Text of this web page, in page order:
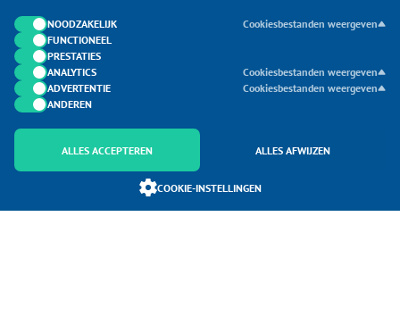
DUIJVELAAR E-COMMERCE
CONTACTEN
Onderdeel van Duijvelaar E-commerce
SoloMono.net
NOODZAKELIJK
Cookiesbestanden weergeven
FUNCTIONEEL
PRESTATIES
ANALYTICS
Cookiesbestanden weergeven
ADVERTENTIE
Cookiesbestanden weergeven
ANDEREN
ALLES ACCEPTEREN ALLES AFWIJZEN
COOKIE-INSTELLINGEN